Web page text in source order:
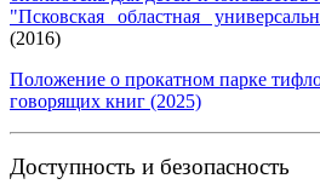
"Псковская областная
(2016)
Положение о прокатном парке
говорящих книг (2025)
Доступность и безопасность